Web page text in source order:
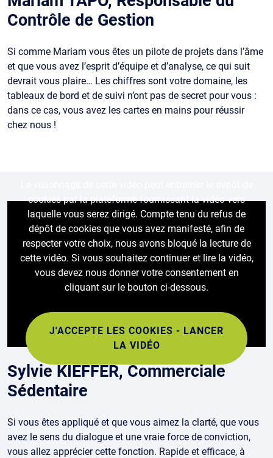
Contrôle de Gestion
Si comme Mariam vous êtes un pilote de projets dans l’âme
et que vous avez l’esprit d’équipe et d’analyse, ce qui suit
devrait vous plaire… Les chiffres sont votre domaine, les
tableaux de bord et de suivi n’ont pas de secret pour vous :
dans ce cas, vous avez les cartes en mains pour réussir
chez nous !
cookies par la plateforme fournissant la vidéo vers
laquelle vous serez dirigé. Compte tenu du refus de
dépôt de cookies que vous avez manifesté, afin de
respecter votre choix, nous avons bloqué la lecture de
cette vidéo. Si vous souhaitez continuer et lire la vidéo,
vous devez nous donner votre consentement en
cliquant sur le bouton ci-dessous.
J'ACCEPTE LES COOKIES - LANCER
LA VIDÉO
Sylvie KIEFFER, Commerciale
Sédentaire
Si vous êtes appliqué et que vous aimez la clarté, que vous
avez le sens du dialogue et une vraie force de conviction,
vous allez apprécier cette fonction. Rapide et efficace, à